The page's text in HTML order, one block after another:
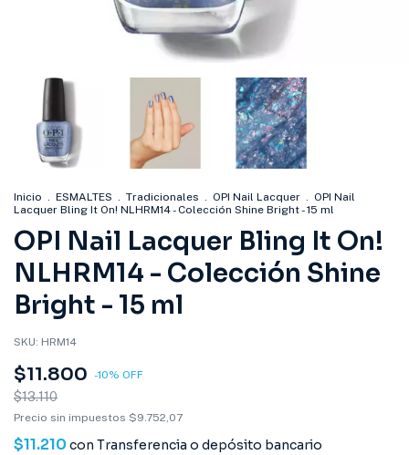
Inicio . ESMALTES . Tradicionales . OPI Nail Lacquer . OPI Nail
Lacquer Bling It On! NLHRM14 - Colección Shine Bright - 15 ml
OPI Nail Lacquer Bling It On!
NLHRM14 - Colección Shine
Bright - 15 ml
SKU: HRM14
$11.800 -10% OFF
$13.110
Precio sin impuestos $9.752,07
$11.210 con Transferencia o depósito bancario